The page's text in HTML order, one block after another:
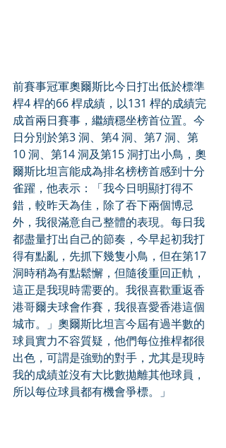
前賽事冠軍奧爾斯比今日打出低於標準
桿4 桿的66 桿成績，以131 桿的成績完
成首兩日賽事，繼續穩坐榜首位置。今
日分別於第3 洞、第4 洞、第7 洞、第
10 洞、第14 洞及第15 洞打出小鳥，奧
爾斯比坦言能成為排名榜榜首感到十分
雀躍，他表示：「我今日明顯打得不
錯，較昨天為佳，除了吞下兩個博忌
外，我很滿意自己整體的表現。每日我
都盡量打出自己的節奏，今早起初我打
得有點亂，先抓下幾隻小鳥，但在第17
洞時稍為有點鬆懈，但隨後重回正軌，
這正是我現時需要的。我很喜歡重返香
港哥爾夫球會作賽，我很喜愛香港這個
城市。」奧爾斯比坦言今屆有過半數的
球員實力不容質疑，他們每位推桿都很
出色，可謂是強勁的對手，尤其是現時
我的成績並沒有大比數拋離其他球員，
所以每位球員都有機會爭標。」